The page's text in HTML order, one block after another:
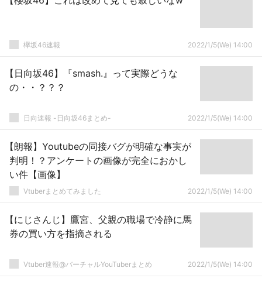
欅坂46速報 2022/1/5(We) 14:00
【日向坂46】『smash.』って実際どうな
の・・？？？
日向速報 -日向坂46まとめ- 2022/1/5(We) 14:00
【朗報】Youtubeの同接バグが明確な事実が
判明！？アンケートの画像が完全におかし
い件【画像】
Vtuberまとめてみました 2022/1/5(We) 14:00
【にじさんじ】鷹宮、父親の職場で冷静に馬
券の買い方を指摘される
Vtuber速報@バーチャルYouTuberまとめ 2022/1/5(We) 14:00